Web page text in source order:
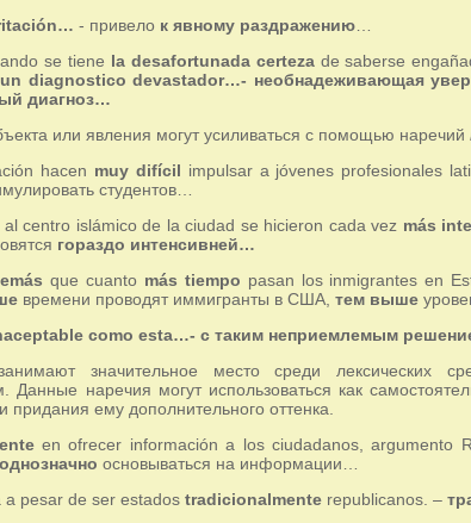
- привело к явному раздражению
se tiene la desafortunada certezade saberse
un diagnostico devastador…- необнадеживающая
диагноз…
или явления могут усиливаться с помощью наречий
hacen muy difícil impulsar a jóvenes profesionales
студентов…
centro islámico de la ciudad se hicieron cada vez más
гораздо интенсивней…
que cuanto más tiempo pasan los inmigrantes en
времени проводят иммигранты в США, тем выше
como esta…- с таким неприемлемым
значительное место среди лексических
наречия могут использоваться как
ему дополнительного оттенка.
en ofrecer información a los ciudadanos, argumento
однозначно основываться на информации…
a pesar de ser estados tradicionalmente republicanos. –